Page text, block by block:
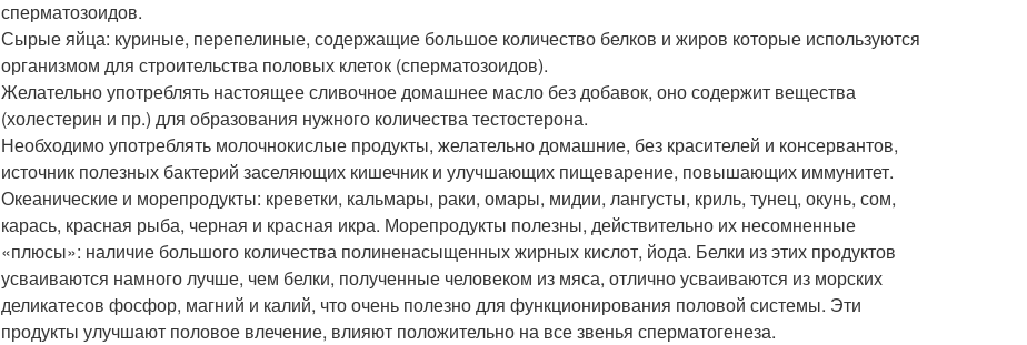
сперматозоидов.
Сырые яйца: куриные, перепелиные, содержащие большое количество белков и жиров которые используются
организмом для строительства половых клеток (сперматозоидов).
Желательно употреблять настоящее сливочное домашнее масло без добавок, оно содержит вещества
(холестерин и пр.) для образования нужного количества тестостерона.
Необходимо употреблять молочнокислые продукты, желательно домашние, без красителей и консервантов,
источник полезных бактерий заселяющих кишечник и улучшающих пищеварение, повышающих иммунитет.
Океанические и морепродукты: креветки, кальмары, раки, омары, мидии, лангусты, криль, тунец, окунь, сом,
карась, красная рыба, черная и красная икра. Морепродукты полезны, действительно их несомненные
«плюсы»: наличие большого количества полиненасыщенных жирных кислот, йода. Белки из этих продуктов
усваиваются намного лучше, чем белки, полученные человеком из мяса, отлично усваиваются из морских
деликатесов фосфор, магний и калий, что очень полезно для функционирования половой системы. Эти
продукты улучшают половое влечение, влияют положительно на все звенья сперматогенеза.